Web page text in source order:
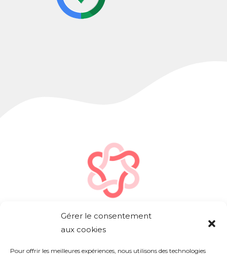
Gérer le consentement
aux cookies
Pour offrir les meilleures expériences, nous utilisons des technologies